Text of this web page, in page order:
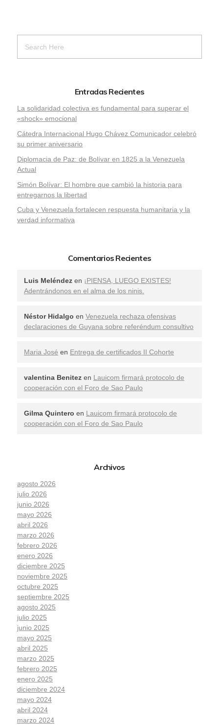
Entradas Recientes
La solidaridad colectiva es fundamental para superar el
«shock» emocional
Cátedra Internacional Hugo Chávez Comunicador celebró
su primer aniversario
Diplomacia de Paz: de Bolívar en 1825 a la Venezuela
Actual
Simón Bolívar: El hombre que cambió la historia para
entregarnos la libertad
​Cuba y Venezuela fortalecen respuesta humanitaria y la
verdad informativa
Comentarios Recientes
Luis Meléndez en ¡PIENSA, LUEGO EXISTES!
Adentrándonos en el alma de los ninis.
Néstor Hidalgo en Venezuela rechaza ofensivas
declaraciones de Guyana sobre referéndum consultivo
Maria José en Entrega de certificados II Cohorte
valentina Benitez en Lauicom firmará protocolo de
cooperación con el Foro de Sao Paulo
Gilma Quintero en Lauicom firmará protocolo de
cooperación con el Foro de Sao Paulo
Archivos
agosto 2026
julio 2026
junio 2026
mayo 2026
abril 2026
marzo 2026
febrero 2026
enero 2026
diciembre 2025
noviembre 2025
octubre 2025
septiembre 2025
agosto 2025
julio 2025
junio 2025
mayo 2025
abril 2025
marzo 2025
febrero 2025
enero 2025
diciembre 2024
mayo 2024
abril 2024
marzo 2024